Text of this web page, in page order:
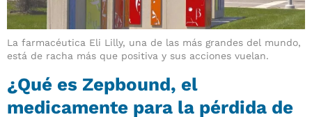
La farmacéutica Eli Lilly, una de las más grandes del mundo,
está de racha más que positiva y sus acciones vuelan.
¿Qué es Zepbound, el
medicamente para la pérdida de